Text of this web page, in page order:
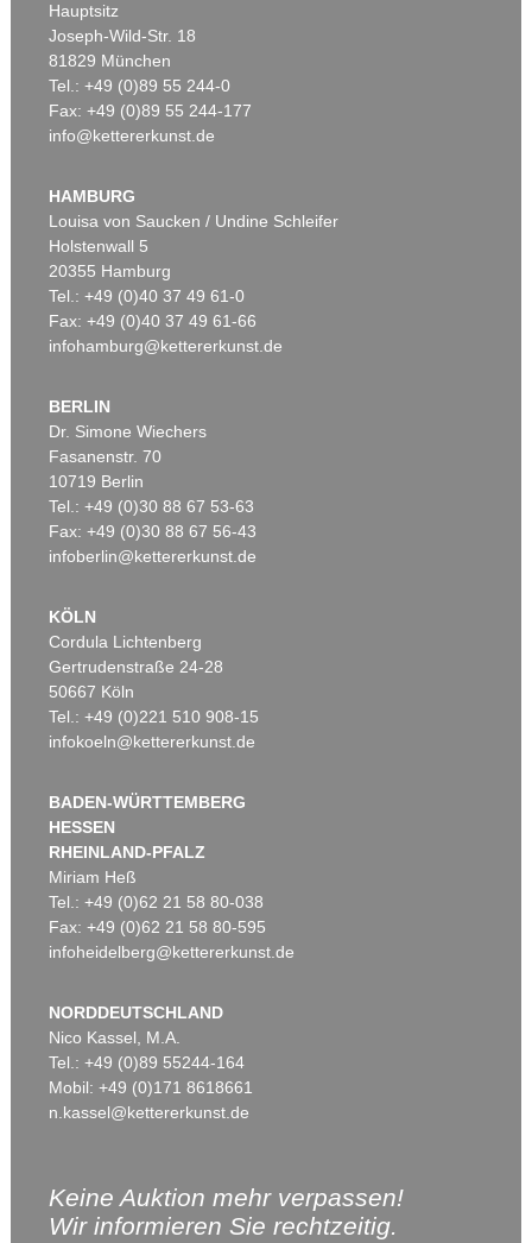
Hauptsitz
Joseph-Wild-Str. 18
81829 München
Tel.: +49 (0)89 55 244-0
Fax: +49 (0)89 55 244-177
info@kettererkunst.de
HAMBURG
Louisa von Saucken / Undine Schleifer
Holstenwall 5
20355 Hamburg
Tel.: +49 (0)40 37 49 61-0
Fax: +49 (0)40 37 49 61-66
infohamburg@kettererkunst.de
BERLIN
Dr. Simone Wiechers
Fasanenstr. 70
10719 Berlin
Tel.: +49 (0)30 88 67 53-63
Fax: +49 (0)30 88 67 56-43
infoberlin@kettererkunst.de
KÖLN
Cordula Lichtenberg
Gertrudenstraße 24-28
50667 Köln
Tel.: +49 (0)221 510 908-15
infokoeln@kettererkunst.de
BADEN-WÜRTTEMBERG
HESSEN
RHEINLAND-PFALZ
Miriam Heß
Tel.: +49 (0)62 21 58 80-038
Fax: +49 (0)62 21 58 80-595
infoheidelberg@kettererkunst.de
NORDDEUTSCHLAND
Nico Kassel, M.A.
Tel.: +49 (0)89 55244-164
Mobil: +49 (0)171 8618661
n.kassel@kettererkunst.de
Keine Auktion mehr verpassen!
Wir informieren Sie rechtzeitig.